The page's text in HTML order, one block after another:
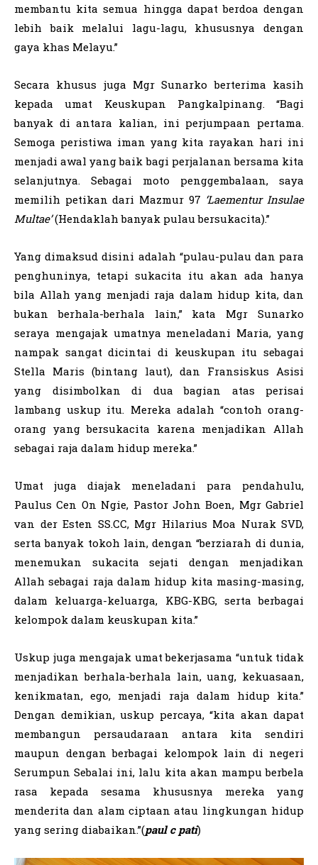
membantu kita semua hingga dapat berdoa dengan
lebih baik melalui lagu-lagu, khususnya dengan
gaya khas Melayu.”
Secara khusus juga Mgr Sunarko berterima kasih
kepada umat Keuskupan Pangkalpinang. “Bagi
banyak di antara kalian, ini perjumpaan pertama.
Semoga peristiwa iman yang kita rayakan hari ini
menjadi awal yang baik bagi perjalanan bersama kita
selanjutnya. Sebagai moto penggembalaan, saya
memilih petikan dari Mazmur 97 ‘Laementur Insulae
Multae’(Hendaklah banyak pulau bersukacita).”
Yang dimaksud disini adalah “pulau-pulau dan para
penghuninya, tetapi sukacita itu akan ada hanya
bila Allah yang menjadi raja dalam hidup kita, dan
bukan berhala-berhala lain,” kata Mgr Sunarko
seraya mengajak umatnya meneladani Maria, yang
nampak sangat dicintai di keuskupan itu sebagai
Stella Maris (bintang laut), dan Fransiskus Asisi
yang disimbolkan di dua bagian atas perisai
lambang uskup itu. Mereka adalah “contoh orang-
orang yang bersukacita karena menjadikan Allah
sebagai raja dalam hidup mereka.”
Umat juga diajak meneladani para pendahulu,
Paulus Cen On Ngie, Pastor John Boen, Mgr Gabriel
van der Esten SS.CC, Mgr Hilarius Moa Nurak SVD,
serta banyak tokoh lain, dengan “berziarah di dunia,
menemukan sukacita sejati dengan menjadikan
Allah sebagai raja dalam hidup kita masing-masing,
dalam keluarga-keluarga, KBG-KBG, serta berbagai
kelompok dalam keuskupan kita.”
Uskup juga mengajak umat bekerjasama “untuk tidak
menjadikan berhala-berhala lain, uang, kekuasaan,
kenikmatan, ego, menjadi raja dalam hidup kita.”
Dengan demikian, uskup percaya, “kita akan dapat
membangun persaudaraan antara kita sendiri
maupun dengan berbagai kelompok lain di negeri
Serumpun Sebalai ini, lalu kita akan mampu berbela
rasa kepada sesama khususnya mereka yang
menderita dan alam ciptaan atau lingkungan hidup
yang sering diabaikan.”(paul c pati)